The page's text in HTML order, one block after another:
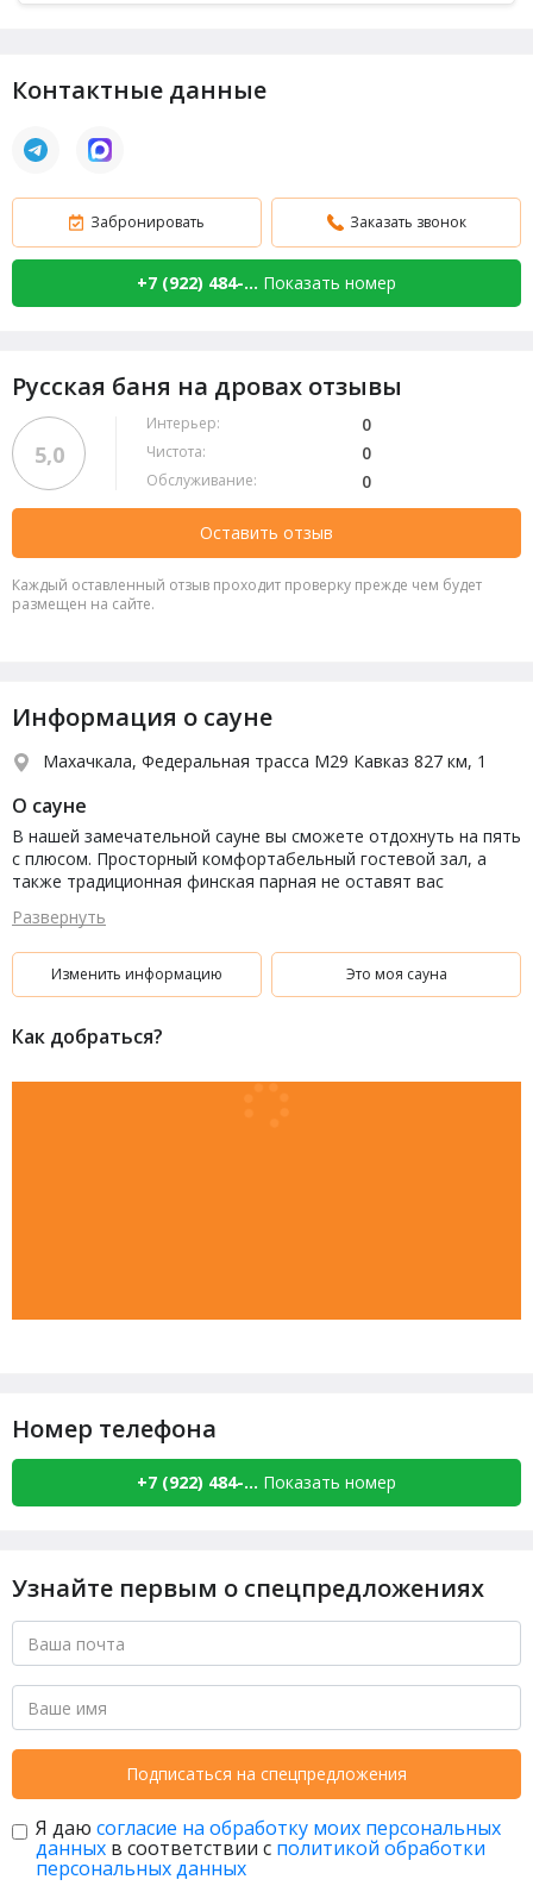
Контактные данные
Забронировать Заказать звонок
+7 (922) 484-... Показать номер
Русская баня на дровах отзывы
5,0
Интерьер: 0
Чистота: 0
Обслуживание: 0
Оставить отзыв
Каждый оставленный отзыв проходит проверку прежде чем будет
размещен на сайте.
Информация о сауне
Махачкала, Федеральная трасса М29 Кавказ 827 км, 1
О сауне
В нашей замечательной сауне вы сможете отдохнуть на пять
с плюсом. Просторный комфортабельный гостевой зал, а
также традиционная финская парная не оставят вас
Развернуть
Изменить информацию Это моя сауна
Как добраться?
Номер телефона
+7 (922) 484-... Показать номер
Узнайте первым о спецпредложениях
Подписаться на спецпредложения
Я даю согласие на обработку моих персональных
данных в соответствии с политикой обработки
персональных данных